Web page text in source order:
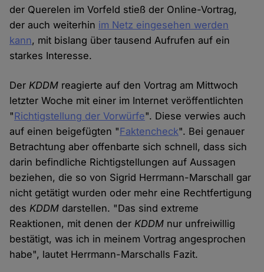
der Querelen im Vorfeld stieß der Online-Vortrag,
der auch weiterhin im Netz eingesehen werden
kann, mit bislang über tausend Aufrufen auf ein
starkes Interesse.
DerKDDM reagierte auf den Vortrag am Mittwoch
letzter Woche mit einer im Internet veröffentlichten
"Richtigstellung der Vorwürfe". Diese verwies auch
auf einen beigefügten "Faktencheck". Bei genauer
Betrachtung aber offenbarte sich schnell, dass sich
darin befindliche Richtigstellungen auf Aussagen
beziehen, die so von Sigrid Herrmann-Marschall gar
nicht getätigt wurden oder mehr eine Rechtfertigung
desKDDM darstellen. "Das sind extreme
Reaktionen, mit denen derKDDM nur unfreiwillig
bestätigt, was ich in meinem Vortrag angesprochen
habe", lautet Herrmann-Marschalls Fazit.